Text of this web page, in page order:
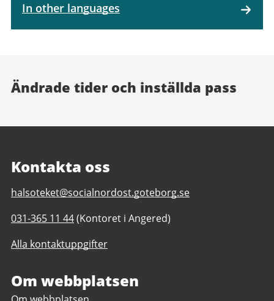
In other languages
Ändrade tider och inställda pass
Kontakta oss
E-
till
Hälsoteket
i
halsoteket@socialnordost.goteborg.se
Telefonnummer
Hälsoteket
Nordost
031-365 11 44(Kontoret i Angered)
Alla kontaktuppgifter
Om webbplatsen